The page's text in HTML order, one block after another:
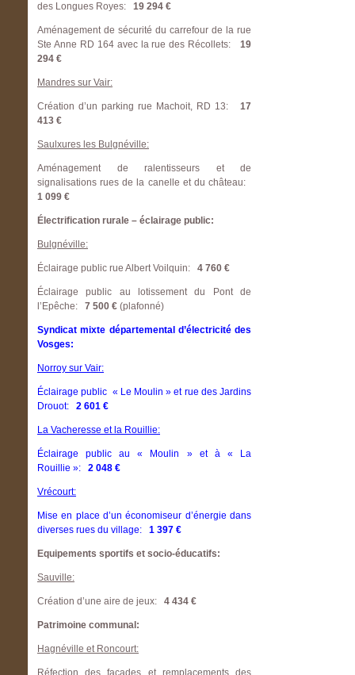
des Longues Royes: 19 294 €
Aménagement de sécurité du carrefour de la rue
Ste Anne RD 164 avec la rue des Récollets: 19
294 €
Mandres sur Vair:
Création d’un parking rue Machoit, RD 13:
17
413 €
Saulxures les Bulgnéville:
Aménagement de ralentisseurs et de
signalisations rues de la canelle et du château:
1 099 €
Électrification rurale – éclairage public:
Bulgnéville:
Éclairage public rue Albert Voilquin: 4 760 €
Éclairage public au lotissement du Pont de
l’Epêche: 7 500 € (plafonné)
Syndicat mixte départemental d’électricité des
Vosges:
Norroy sur Vair:
Éclairage public « Le Moulin » et rue des Jardins
Drouot: 2 601 €
La Vacheresse et la Rouillie:
Éclairage public au « Moulin » et à « La
Rouillie »: 2 048 €
Vrécourt:
Mise en place d’un économiseur d’énergie dans
diverses rues du village: 1 397 €
Equipements sportifs et socio-éducatifs:
Sauville:
Création d’une aire de jeux: 4 434 €
Patrimoine communal:
Hagnéville et Roncourt:
Réfection des façades et remplacements des